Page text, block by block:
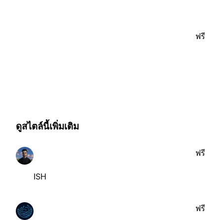
ฟรี
ดูสไตล์นี้เพิ่มเติม
ISH
ฟรี
ฟรี